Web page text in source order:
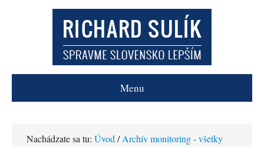
Menu
Nachádzate sa tu: Úvod /Archív monitoring - všetky